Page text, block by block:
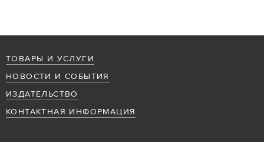
ТОВАРЫ И УСЛУГИ
НОВОСТИ И СОБЫТИЯ
ИЗДАТЕЛЬСТВО
КОНТАКТНАЯ ИНФОРМАЦИЯ